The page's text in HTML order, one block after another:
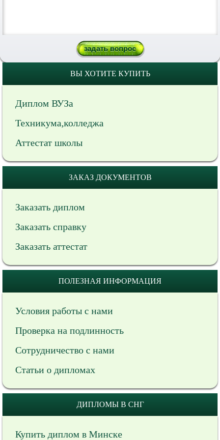
ВЫ ХОТИТЕ КУПИТЬ
Диплом ВУЗа
Техникума,колледжа
Аттестат школы
ЗАКАЗ ДОКУМЕНТОВ
Заказать диплом
Заказать справку
Заказать аттестат
ПОЛЕЗНАЯ ИНФОРМАЦИЯ
Условия работы с нами
Проверка на подлинность
Сотрудничество с нами
Статьи о дипломах
ДИПЛОМЫ В СНГ
Купить диплом в Минске